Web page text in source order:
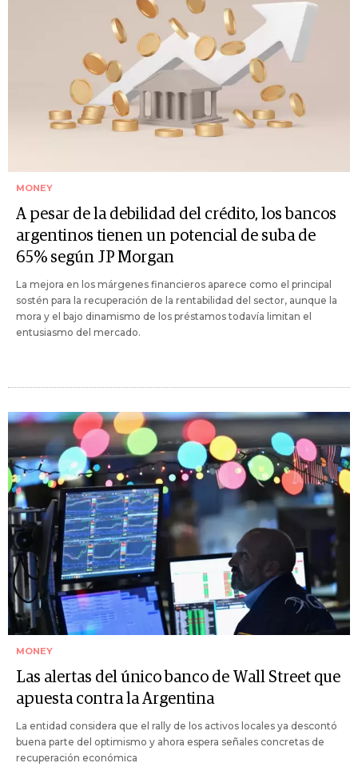
MONEY
A pesar de la debilidad del crédito, los bancos
argentinos tienen un potencial de suba de
65% según JP Morgan
La mejora en los márgenes financieros aparece como el principal
sostén para la recuperación de la rentabilidad del sector, aunque la
mora y el bajo dinamismo de los préstamos todavía limitan el
entusiasmo del mercado.
MONEY
Las alertas del único banco de Wall Street que
apuesta contra la Argentina
La entidad considera que el rally de los activos locales ya descontó
buena parte del optimismo y ahora espera señales concretas de
recuperación económica